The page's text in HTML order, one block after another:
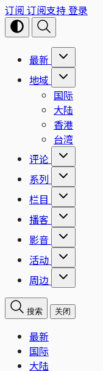
订阅 订阅支持登录
最新
地域
国际
大陆
香港
台湾
评论
系列
栏目
播客
影音
活动
周边
搜索 关闭
最新
国际
大陆